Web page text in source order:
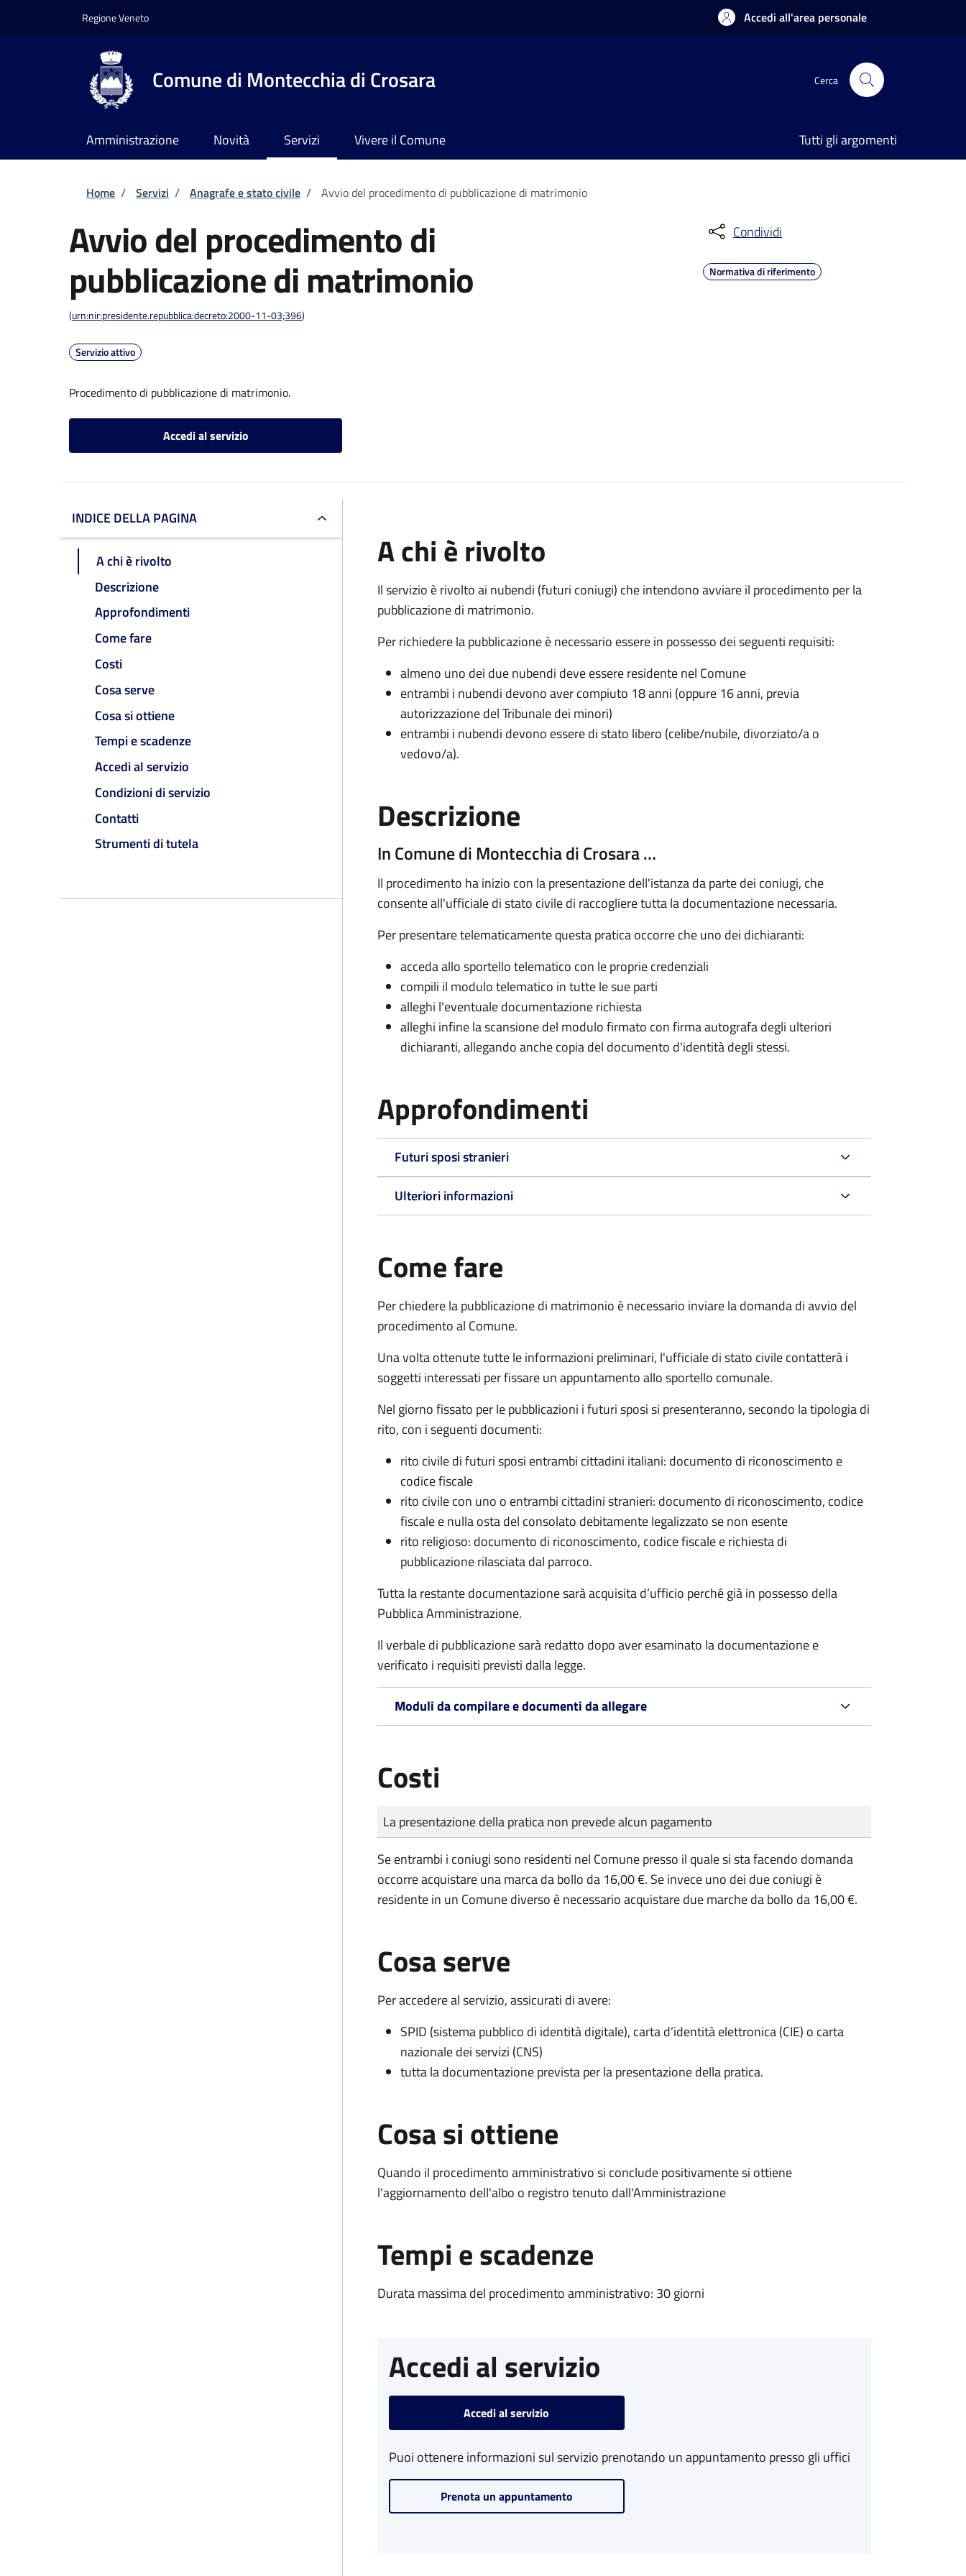
Regione Veneto Accedi all'area personale
Comune di Montecchia di Crosara Cerca
Amministrazione Novità Servizi Vivere il Comune Tutti gli argomenti
Briciole di pane
Home / Servizi / Anagrafe e stato civile / Avvio del procedimento di pubblicazione di matrimonio
Avvio del procedimento di
pubblicazione di matrimonio
(urn:nir:presidente.repubblica:decreto:2000-11-03;396)
Servizio attivo
Procedimento di pubblicazione di matrimonio.
Accedi al servizio
Condividi
Normativa di riferimento
INDICE DELLA PAGINA
A chi è rivolto
Descrizione
Approfondimenti
Come fare
Costi
Cosa serve
Cosa si ottiene
Tempi e scadenze
Accedi al servizio
Condizioni di servizio
Contatti
Strumenti di tutela
A chi è rivolto
Il servizio è rivolto ai nubendi (futuri coniugi) che intendono avviare il procedimento per la
pubblicazione di matrimonio.
Per richiedere la pubblicazione è necessario essere in possesso dei seguenti requisiti:
almeno uno dei due nubendi deve essere residente nel Comune
entrambi i nubendi devono aver compiuto 18 anni (oppure 16 anni, previa
autorizzazione del Tribunale dei minori)
entrambi i nubendi devono essere di stato libero (celibe/nubile, divorziato/a o
vedovo/a).
Descrizione
In Comune di Montecchia di Crosara …
Il procedimento ha inizio con la presentazione dell'istanza da parte dei coniugi, che
consente all'ufficiale di stato civile di raccogliere tutta la documentazione necessaria.
Per presentare telematicamente questa pratica occorre che uno dei dichiaranti:
acceda allo sportello telematico con le proprie credenziali
compili il modulo telematico in tutte le sue parti
alleghi l'eventuale documentazione richiesta
alleghi infine la scansione del modulo firmato con firma autografa degli ulteriori
dichiaranti, allegando anche copia del documento d'identità degli stessi.
Approfondimenti
Futuri sposi stranieri
Ulteriori informazioni
Come fare
Per chiedere la pubblicazione di matrimonio è necessario inviare la domanda di avvio del
procedimento al Comune.
Una volta ottenute tutte le informazioni preliminari, l'ufficiale di stato civile contatterà i
soggetti interessati per fissare un appuntamento allo sportello comunale.
Nel giorno fissato per le pubblicazioni i futuri sposi si presenteranno, secondo la tipologia di
rito, con i seguenti documenti:
rito civile di futuri sposi entrambi cittadini italiani: documento di riconoscimento e
codice fiscale
rito civile con uno o entrambi cittadini stranieri: documento di riconoscimento, codice
fiscale e nulla osta del consolato debitamente legalizzato se non esente
rito religioso: documento di riconoscimento, codice fiscale e richiesta di
pubblicazione rilasciata dal parroco.
Tutta la restante documentazione sarà acquisita d’ufficio perché già in possesso della
Pubblica Amministrazione.
Il verbale di pubblicazione sarà redatto dopo aver esaminato la documentazione e
verificato i requisiti previsti dalla legge.
Moduli da compilare e documenti da allegare
Costi
Tipo di pagamento
Importo
La presentazione della pratica non prevede alcun pagamento
Se entrambi i coniugi sono residenti nel Comune presso il quale si sta facendo domanda
occorre acquistare una marca da bollo da 16,00 €. Se invece uno dei due coniugi è
residente in un Comune diverso è necessario acquistare due marche da bollo da 16,00 €.
Cosa serve
Per accedere al servizio, assicurati di avere:
SPID (sistema pubblico di identità digitale), carta d’identità elettronica (CIE) o carta
nazionale dei servizi (CNS)
tutta la documentazione prevista per la presentazione della pratica.
Cosa si ottiene
Quando il procedimento amministrativo si conclude positivamente si ottiene
l'aggiornamento dell'albo o registro tenuto dall'Amministrazione
Tempi e scadenze
Durata massima del procedimento amministrativo: 30 giorni
Accedi al servizio
Accedi al servizio
Puoi ottenere informazioni sul servizio prenotando un appuntamento presso gli uffici
Prenota un appuntamento